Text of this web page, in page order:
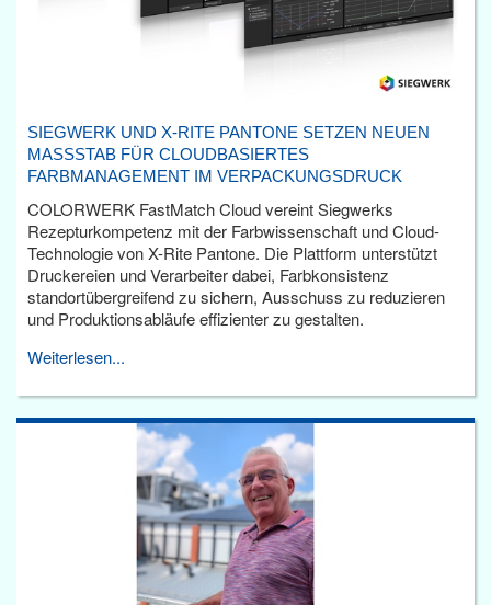
SIEGWERK UND X-RITE PANTONE SETZEN NEUEN
MASSSTAB FÜR CLOUDBASIERTES F
ARBMANAGEMENT IM VERPACKUNGSDRUCK
COLORWERK FastMatch Cloud vereint Siegwerks
Rezepturkompetenz mit der Farbwissenschaft und Cloud-
Technologie von X-Rite Pantone. Die Plattform unterstützt
Druckereien und Verarbeiter dabei, Farbkonsistenz
standortübergreifend zu sichern, Ausschuss zu reduzieren
und Produktionsabläufe effizienter zu gestalten.
Weiterlesen...